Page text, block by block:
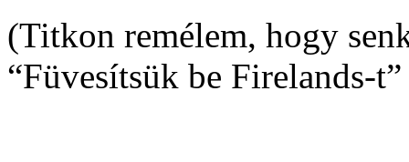
(Titkon remélem, hogy
“Füvesítsük be Firelands-